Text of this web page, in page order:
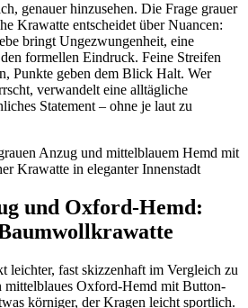
genauer hinzusehen. Die Frage grauer
Krawatte entscheidet über Nuancen:
bringt Ungezwungenheit, eine
formellen Eindruck. Feine Streifen
Punkte geben dem Blick Halt. Wer
verwandelt eine alltägliche
Statement – ohne je laut zu
und Oxford-Hemd:
leichter, fast skizzenhaft im Vergleich zu
mittelblaues Oxford-Hemd mit Button-
körniger, der Kragen leicht sportlich.